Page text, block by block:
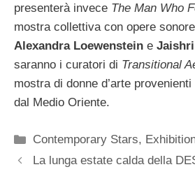
presenterà invece The Man Who
mostra collettiva con opere
Alexandra Loewenstein e
saranno i curatori di Transitional
mostra di donne d’arte
dal Medio Oriente.
Categorie
Contemporary Stars,
La lunga estate calda della